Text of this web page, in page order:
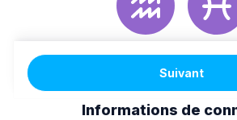
Suivant
Informations de